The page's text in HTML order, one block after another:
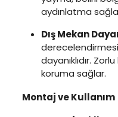
aydınlatma
Dış Mekan
dayanıklıdır.
koruma sağlar.
Montaj ve Kullanım